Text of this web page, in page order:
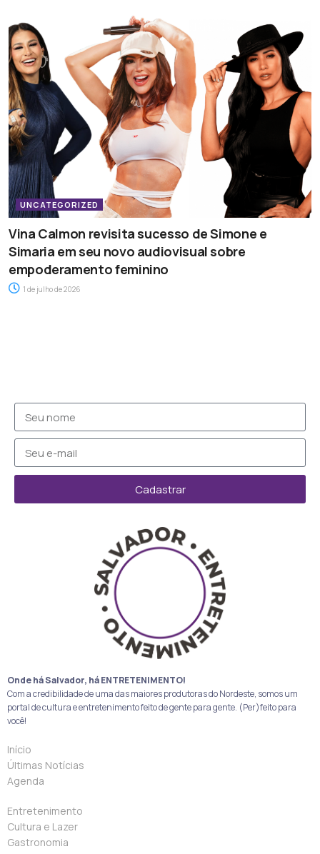
UNCATEGORIZED
Vina Calmon revisita sucesso de Simone e
Simaria em seu novo audiovisual sobre
empoderamento feminino
1 de julho de 2026
Cadastrar
Onde há Salvador, há ENTRETENIMENTO!
Com a credibilidade de uma das maiores produtoras do Nordeste, somos um
portal de cultura e entretenimento feito de gente para gente. (Per)feito para
você!
Início
Últimas Notícias
Agenda
Entretenimento
Cultura e Lazer
Gastronomia